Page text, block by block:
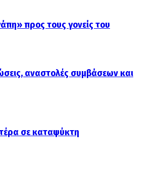
προς τους γονείς του
αναστολές συμβάσεων και
σε καταψύκτη